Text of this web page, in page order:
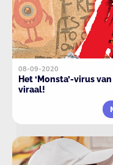
08-09-2020
Het ‘Monsta’-virus
viraal!